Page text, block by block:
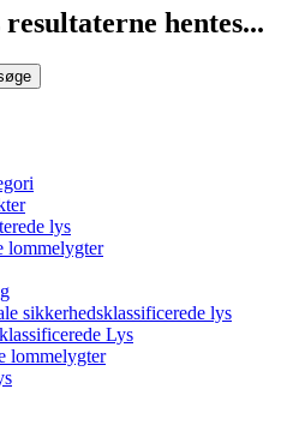
hentes...
lys
lommelygter
sikkerhedsklassificerede lys
Lys
lommelygter